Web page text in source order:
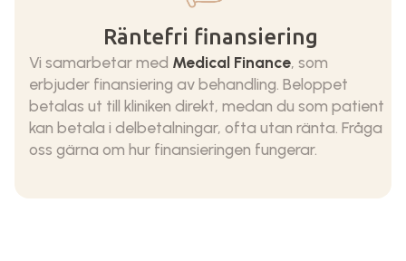
Räntefri finansiering
Vi samarbetar med Medical Finance, som
erbjuder finansiering av behandling. Beloppet
betalas ut till kliniken direkt, medan du som patient
kan betala i delbetalningar, ofta utan ränta. Fråga
oss gärna om hur finansieringen fungerar.